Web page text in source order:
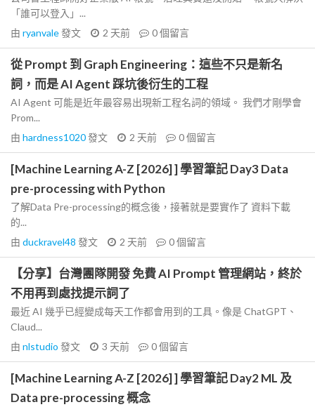
「誰可以登入」...
由 ryanvale發文 2 天前 0個留言
從 Prompt 到 Graph Engineering：這些不只是新名
詞，而是 AI Agent 踩坑後衍生的工程
AI Agent 可能是近年最容易出現新工程名詞的領域。 我們才剛學會
Prom...
由 hardness1020發文 2 天前 0個留言
[Machine Learning A-Z [2026] ] 學習筆記 Day3 Data
pre-processing with Python
了解Data Pre-processing的概念後，接著就是要實作了 資料下載
的...
由 duckravel48 發文 2 天前 0個留言
【分享】台灣團隊開發 免費 AI Prompt 管理網站，終於
不用再到處找提示詞了
最近 AI 幾乎已經變成每天工作都會用到的工具。像是 ChatGPT、
Claud...
由 nlstudio 發文 3 天前 0個留言
[Machine Learning A-Z [2026] ] 學習筆記 Day2 ML 及
Data pre-processing 概念